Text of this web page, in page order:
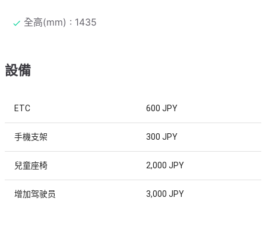
全高(mm) : 1435
設備
ETC 600 JPY
手機支架 300 JPY
兒童座椅 2,000 JPY
增加驾驶员 3,000 JPY